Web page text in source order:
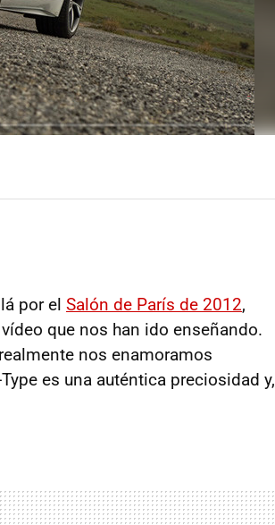
por el Salón de París de 2012,
que nos han ido enseñando.
nos enamoramos
es una auténtica preciosidad y,